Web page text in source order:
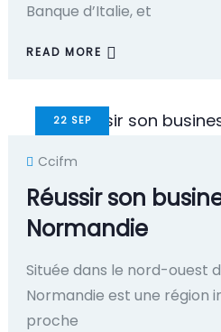
Banque d’Italie, et
READ MORE
22 SEP
Ccifm
Réussir son
Normandie
Située dans le nord-ouest
Normandie est une région
proche